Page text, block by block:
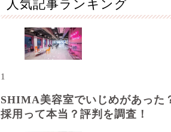
人気記事ランキング
1
SHIMA美容室でいじめがあった
採用って本当？評判を調査！